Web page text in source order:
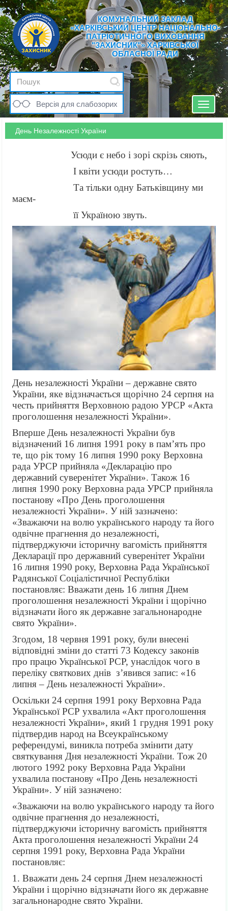
КОМУНАЛЬНИЙ ЗАКЛАД
«ХАРКІВСЬКИЙ ЦЕНТР НАЦІОНАЛЬНО-
ПАТРІОТИЧНОГО ВИХОВАННЯ
"ЗАХИСНИК"» ХАРКІВСЬКОЇ
ОБЛАСНОЇ РАДИ
Версія для слабозорих
Toggle
День Незалежності України
Усюди є небо і зорі скрізь сяють,
І квіти усюди ростуть…
Та тільки одну Батьківщину ми
маєм-
її Україною звуть.
День незалежності України – державне свято
України, яке відзначається щорічно 24 серпня на
честь прийняття Верховною радою УРСР «Акта
проголошення незалежності України».
Вперше День незалежності України був
відзначений 16 липня 1991 року в пам’ять про
те, що рік тому 16 липня 1990 року Верховна
рада УРСР прийняла «Декларацію про
державний суверенітет України». Також 16
липня 1990 року Верховна рада УРСР прийняла
постанову «Про День проголошення
незалежності України». У ній зазначено:
«Зважаючи на волю українського народу та його
одвічне прагнення до незалежності,
підтверджуючи історичну вагомість прийняття
Декларації про державний суверенітет України
16 липня 1990 року, Верховна Рада Української
Радянської Соціалістичної Республіки
постановляє: Вважати день 16 липня Днем
проголошення незалежності України і щорічно
відзначати його як державне загальнонародне
свято України».
Згодом, 18 червня 1991 року, були внесені
відповідні зміни до статті 73 Кодексу законів
про працю Української РСР, унаслідок чого в
переліку святкових днів з’явився запис: «16
липня – День незалежності України».
Оскільки 24 серпня 1991 року Верховна Рада
Української РСР ухвалила «Акт проголошення
незалежності України», який 1 грудня 1991 року
підтвердив народ на Всеукраїнському
референдумі, виникла потреба змінити дату
святкування Дня незалежності України. Тож 20
лютого 1992 року Верховна Рада України
ухвалила постанову «Про День незалежності
України». У ній зазначено:
«Зважаючи на волю українського народу та його
одвічне прагнення до незалежності,
підтверджуючи історичну вагомість прийняття
Акта проголошення незалежності України 24
серпня 1991 року, Верховна Рада України
постановляє:
1. Вважати день 24 серпня Днем незалежності
України і щорічно відзначати його як державне
загальнонародне свято України.